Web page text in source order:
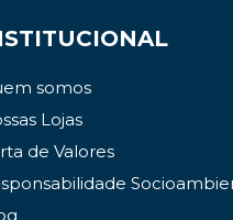
somos
Lojas
de Valores